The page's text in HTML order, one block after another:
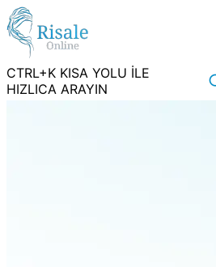
CTRL+K KISA YOLU İLE
HIZLICA ARAYIN